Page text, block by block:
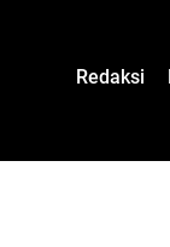
Redaksi